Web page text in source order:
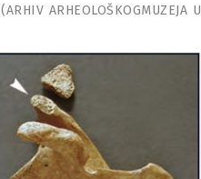
ARHEOLOŠKOGMUZEJA U